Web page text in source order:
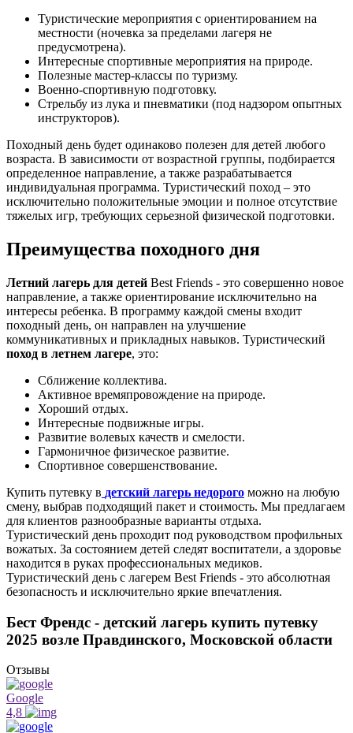
Туристические мероприятия с ориентированием на
местности (ночевка за пределами лагеря не
предусмотрена).
Интересные спортивные мероприятия на природе.
Полезные мастер-классы по туризму.
Военно-спортивную подготовку.
Стрельбу из лука и пневматики (под надзором опытных
инструкторов).
Походный день будет одинаково полезен для детей любого
возраста. В зависимости от возрастной группы, подбирается
определенное направление, а также разрабатывается
индивидуальная программа. Туристический поход – это
исключительно положительные эмоции и полное отсутствие
тяжелых игр, требующих серьезной физической подготовки.
Преимущества походного дня
Летний лагерь для детей Best Friends - это совершенно новое
направление, а также ориентирование исключительно на
интересы ребенка. В программу каждой смены входит
походный день, он направлен на улучшение
коммуникативных и прикладных навыков. Туристический
поход в летнем лагере, это:
Сближение коллектива.
Активное времяпровождение на природе.
Хороший отдых.
Интересные подвижные игры.
Развитие волевых качеств и смелости.
Гармоничное физическое развитие.
Спортивное совершенствование.
Купить путевку в детский лагерь недорого можно на любую
смену, выбрав подходящий пакет и стоимость. Мы предлагаем
для клиентов разнообразные варианты отдыха.
Туристический день проходит под руководством профильных
вожатых. За состоянием детей следят воспитатели, а здоровье
находится в руках профессиональных медиков.
Туристический день с лагерем Best Friends - это абсолютная
безопасность и исключительно яркие впечатления.
Бест Френдс - детский лагерь купить путевку
2025 возле Правдинского, Московской области
Отзывы
Google
4,8